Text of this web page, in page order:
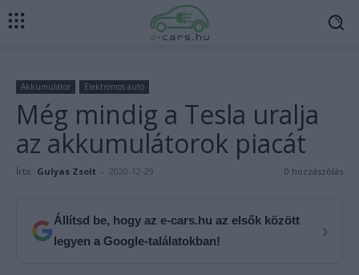
Akkumulátor Elektromos autó
Még mindig a Tesla uralja
az akkumulátorok piacát
Írta: Gulyas Zsolt - 2020-12-29 0 hozzászólás
Állítsd be, hogy az e-cars.hu az elsők között
legyen a Google-találatokban!
›